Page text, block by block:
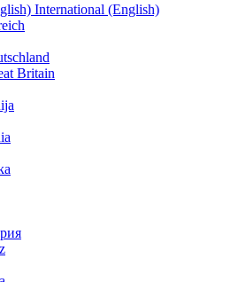
International (English)
Britain